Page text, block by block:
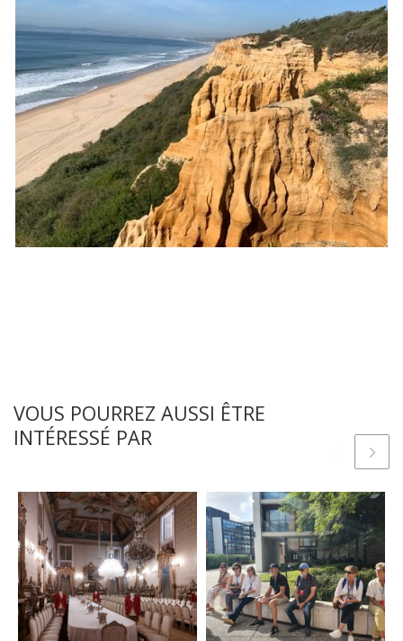
VOUS POURREZ AUSSI ÊTRE
INTÉRESSÉ PAR